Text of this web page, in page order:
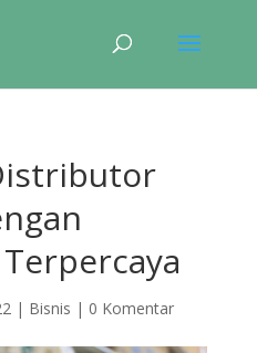
| Bisnis | 0 Komentar